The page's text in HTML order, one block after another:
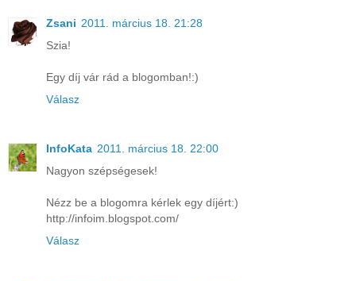
Zsani 2011. március 18. 21:28
Szia!
Egy díj vár rád a blogomban!:)
Válasz
InfoKata 2011. március 18. 22:00
Nagyon szépségesek!
Nézz be a blogomra kérlek egy díjért:)
http://infoim.blogspot.com/
Válasz